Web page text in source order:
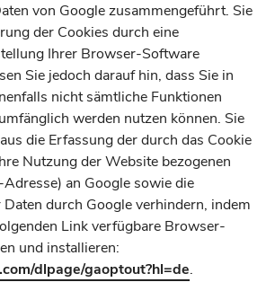
von Google zusammengeführt. Sie
der Cookies durch eine
Ihrer Browser-Software
Sie jedoch darauf hin, dass Sie in
nicht sämtliche Funktionen
werden nutzen können. Sie
die Erfassung der durch das Cookie
Nutzung der Website bezogenen
an Google sowie die
durch Google verhindern, indem
Link verfügbare Browser-
und installieren:
dlpage/gaoptout?hl=de.